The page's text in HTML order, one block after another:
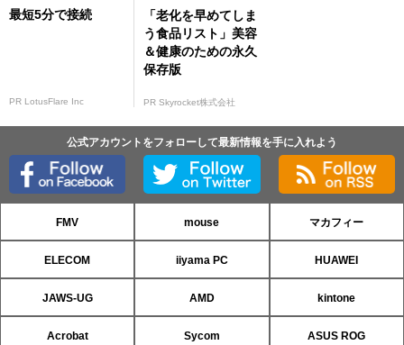
最短5分で接続
PR LotusFlare Inc
「老化を早めてしま
う食品リスト」美容
＆健康のための永久
保存版
PR Skyrocket株式会社
公式アカウントをフォローして最新情報を手に入れよう
FMV mouse マカフィー
ELECOM iiyama PC HUAWEI
JAWS-UG AMD kintone
Acrobat Sycom ASUS ROG